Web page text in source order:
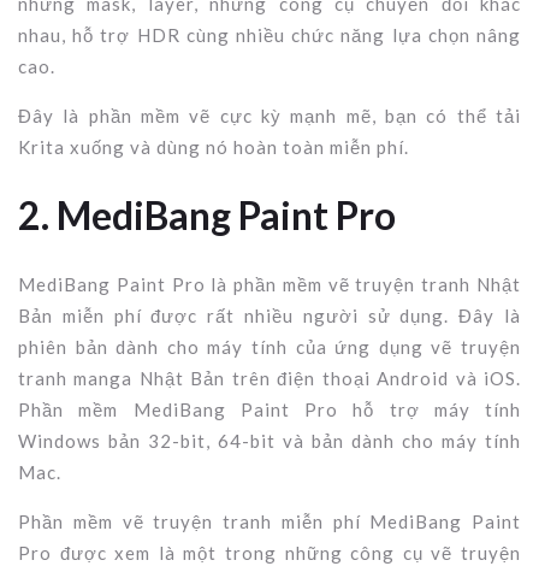
nhau, hỗ trợ HDR cùng nhiều chức năng lựa chọn nâng
cao.
Đây là phần mềm vẽ cực kỳ mạnh mẽ, bạn có thể tải
Krita xuống và dùng nó hoàn toàn miễn phí.
2. MediBang Paint Pro
MediBang Paint Pro là phần mềm vẽ truyện tranh Nhật
Bản miễn phí được rất nhiều người sử dụng. Đây là
phiên bản dành cho máy tính của ứng dụng vẽ truyện
tranh manga Nhật Bản trên điện thoại Android và iOS.
Phần mềm MediBang Paint Pro hỗ trợ máy tính
Windows bản 32-bit, 64-bit và bản dành cho máy tính
Mac.
Phần mềm vẽ truyện tranh miễn phí MediBang Paint
Pro được xem là một trong những công cụ vẽ truyện